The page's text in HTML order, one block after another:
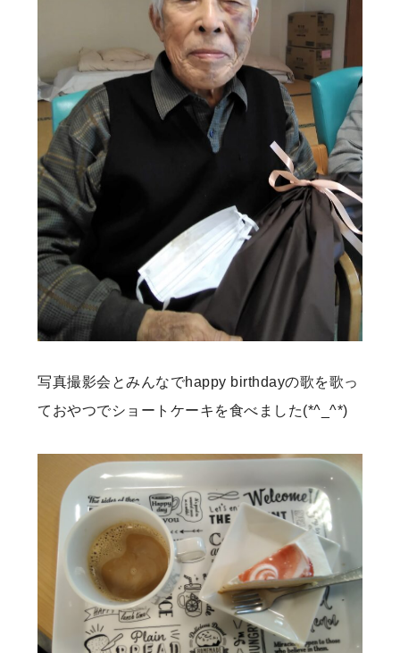
写真撮影会とみんなでhappy birthdayの歌を歌っ
ておやつでショートケーキを食べました(*^_^*)